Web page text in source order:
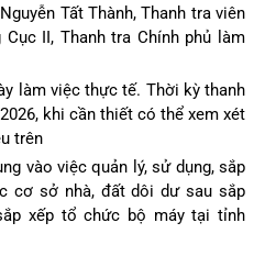
Tất Thành, Thanh tra viên
II, Thanh tra Chính phủ làm
làm việc thực tế. Thời kỳ thanh
khi cần thiết có thể xem xét
trên
vào việc quản lý, sử dụng, sắp
cơ sở nhà, đất dôi dư sau sắp
xếp tổ chức bộ máy tại tỉnh